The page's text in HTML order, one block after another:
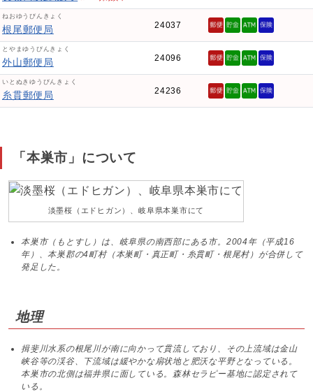
ねおゆうびんきょく
根尾郵便局 24037
とやまゆうびんきょく
外山郵便局 24096
いとぬきゆうびんきょく
糸貫郵便局 24236
「本巣市」について
淡墨桜（エドヒガン）、岐阜県本巣市にて
本巣市（もとすし）は、岐阜県の南西部にある市。2004年（平成16
年）、本巣郡の4町村（本巣町・真正町・糸貫町・根尾村）が合併して
発足した。
地理
揖斐川水系の根尾川が南に向かって貫流しており、その上流域は金山
峡谷等の渓谷、下流域は緩やかな扇状地と肥沃な平野となっている。
本巣市の北側は福井県に面している。森林セラピー基地に認定されて
いる。